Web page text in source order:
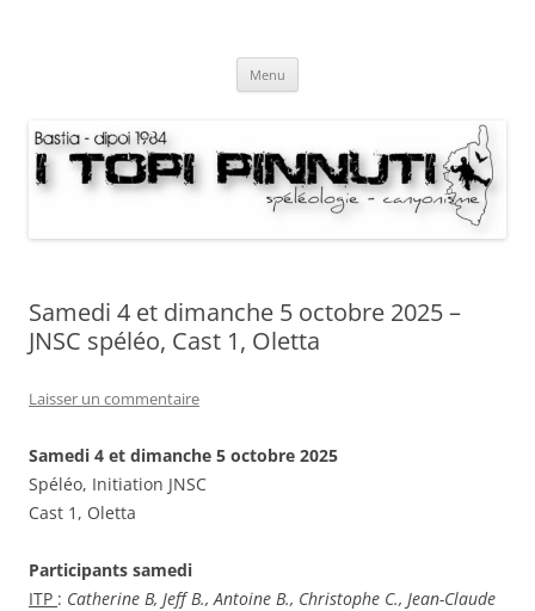
Menu
Samedi 4 et dimanche 5 octobre 2025 –
JNSC spéléo, Cast 1, Oletta
Laisser un commentaire
Samedi 4 et dimanche 5 octobre 2025
Spéléo, Initiation JNSC
Cast 1, Oletta
Participants samedi
ITP : Catherine B, Jeff B., Antoine B., Christophe C., Jean-Claude